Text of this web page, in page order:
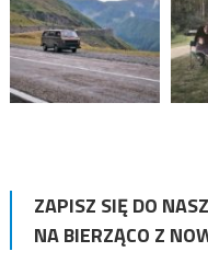
ZAPISZ SIĘ DO
NA BIERZĄCO Z